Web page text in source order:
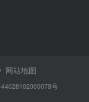
网站地图
号